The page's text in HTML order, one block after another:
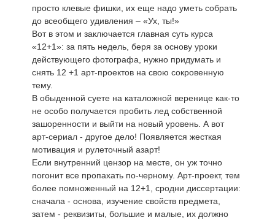
просто клевые фишки, их еще надо уметь собрать
до всеобщего удивления – «Ух, ты!»
Вот в этом и заключается главная суть курса
«12+1»: за пять недель, беря за основу уроки
действующего фотографа, нужно придумать и
снять 12 +1 арт-проектов на свою сокровенную
тему.
В обыденной суете на каталожной веренице как-то
не особо получается пробить лед собственной
зашоренности и выйти на новый уровень. А вот
арт-сериал - другое дело! Появляется жесткая
мотивация и рулеточный азарт!
Если внутренний цензор на месте, он уж точно
погонит все пропахать по-черному. Арт-проект, тем
более помноженный на 12+1, сродни диссертации:
сначала - основа, изучение свойств предмета,
затем - реквизиты, большие и малые, их должно